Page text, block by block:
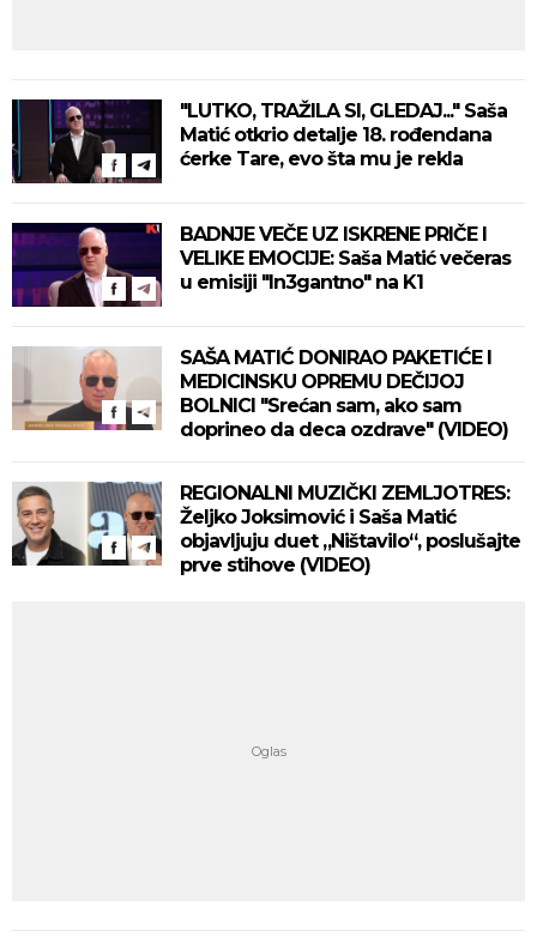
"LUTKO, TRAŽILA SI, GLEDAJ..." Saša
Matić otkrio detalje 18. rođendana
ćerke Tare, evo šta mu je rekla
BADNJE VEČE UZ ISKRENE PRIČE I
VELIKE EMOCIJE: Saša Matić večeras
u emisiji "In3gantno" na K1
SAŠA MATIĆ DONIRAO PAKETIĆE I
MEDICINSKU OPREMU DEČIJOJ
BOLNICI "Srećan sam, ako sam
doprineo da deca ozdrave" (VIDEO)
REGIONALNI MUZIČKI ZEMLJOTRES:
Željko Joksimović i Saša Matić
objavljuju duet „Ništavilo“, poslušajte
prve stihove (VIDEO)